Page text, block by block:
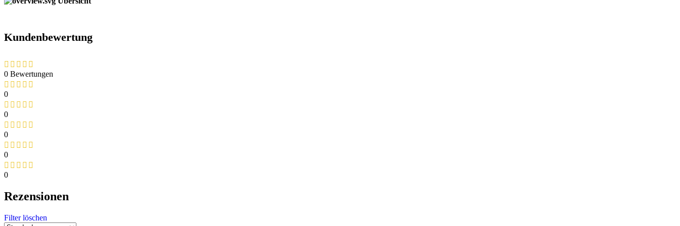
Kundenbewertung
0 Bewertungen
0
0
0
0
0
Rezensionen
Filter löschen